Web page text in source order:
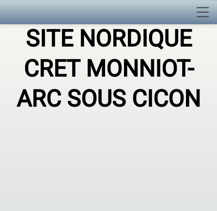
SITE NORDIQUE
CRET MONNIOT-
ARC SOUS CICON